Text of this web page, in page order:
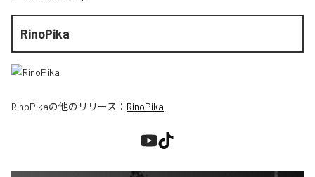
RinoPika
RinoPikaの他のリリース： RinoPika